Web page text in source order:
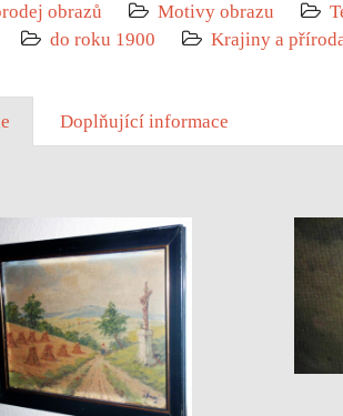
obrazů Motivy obrazu
do roku 1900 Krajiny a
Doplňující informace